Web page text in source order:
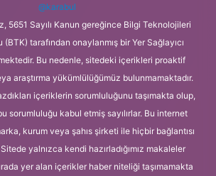
@karabul
5651 Sayılı Kanun gereğince Bilgi Teknolojileri
tarafından onaylanmış bir Yer Sağlayıcı
Bu nedenle, sitedeki içerikleri proaktif
araştırma yükümlülüğümüz bulunmamaktadır.
içeriklerin sorumluluğunu taşımakta olup,
sorumluluğu kabul etmiş sayılırlar. Bu internet
kurum veya şahıs şirketi ile hiçbir bağlantısı
yalnızca kendi hazırladığımız makaleler
yer alan içerikler haber niteliği taşımamakta